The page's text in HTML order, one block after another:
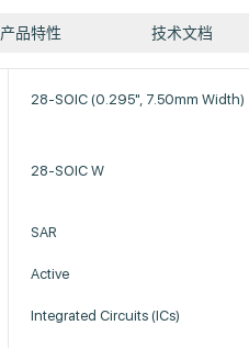
产品特性 技术文档
28-SOIC (0.295", 7.50mm Width)
28-SOIC W
SAR
Active
Integrated Circuits (ICs)